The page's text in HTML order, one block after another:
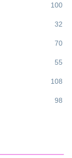
100
32
70
55
108
98